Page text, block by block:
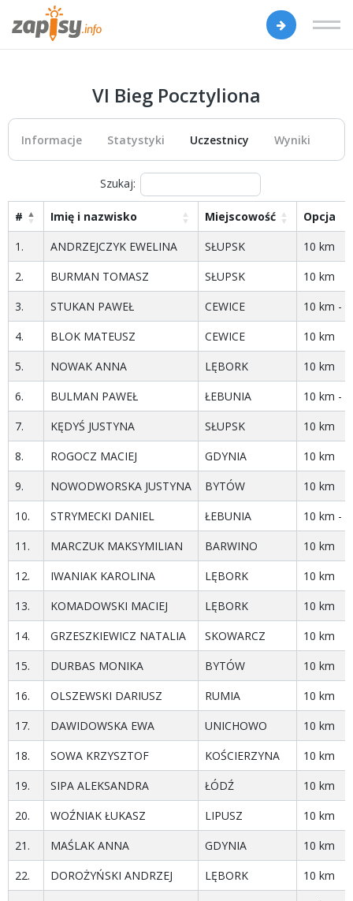
VI Bieg Pocztyliona
Informacje Statystyki Uczestnicy Wyniki
Szukaj:
# Imię i nazwisko Miejscowość
Opcja
1.
ANDRZEJCZYK EWELINA SŁUPSK
10 km
2.
BURMAN TOMASZ SŁUPSK
10 km
3.
STUKAN PAWEŁ CEWICE
10 km -
4.
BLOK MATEUSZ CEWICE
10 km
5.
NOWAK ANNA LĘBORK
10 km
6.
BULMAN PAWEŁ ŁEBUNIA
10 km -
7.
KĘDYŚ JUSTYNA SŁUPSK
10 km
8.
ROGOCZ MACIEJ GDYNIA
10 km
9.
NOWODWORSKA JUSTYNA BYTÓW
10 km
10.
STRYMECKI DANIEL ŁEBUNIA
10 km -
11.
MARCZUK MAKSYMILIAN BARWINO
10 km
12.
IWANIAK KAROLINA LĘBORK
10 km
13.
KOMADOWSKI MACIEJ LĘBORK
10 km
14.
GRZESZKIEWICZ NATALIA SKOWARCZ
10 km
15.
DURBAS MONIKA BYTÓW
10 km
16.
OLSZEWSKI DARIUSZ RUMIA
10 km
17.
DAWIDOWSKA EWA UNICHOWO
10 km
18.
SOWA KRZYSZTOF KOŚCIERZYNA
10 km
19.
SIPA ALEKSANDRA ŁÓDŹ
10 km
20.
WOŹNIAK ŁUKASZ LIPUSZ
10 km
21.
MAŚLAK ANNA GDYNIA
10 km
22.
DOROŻYŃSKI ANDRZEJ LĘBORK
10 km